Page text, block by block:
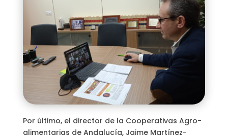
Por último, el director de la Cooperativas Agro-
alimentarias de Andalucía, Jaime Martínez-